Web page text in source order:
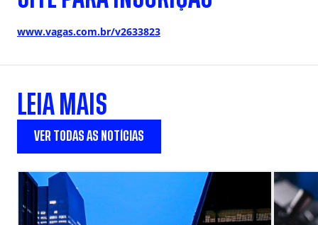
www.vagas.com.br/v2633823
LEIA MAIS
VER TODAS AS NOTÍCIAS